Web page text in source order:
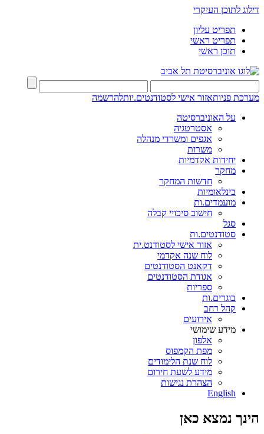
דילוג לתוכן העיקרי
תפריט עליון
תפריט ראשי
תוכן ראשי
מערכת פניותאזור אישי לסטודנטים.יותלהרשמה
על האוניברסיטה
אסטרטגיה
אגפים ומשרדי מנהלה
משרות
יחידות אקדמיות
מחקר
חדשות המחקר
בינלאומיות
מועמדים.ות
חישוב סיכויי קבלה
סגל
סטודנטים.ות
אזור אישי לסטודנט.ית
לוח שנה אקדמי
דקאנט הסטודנטים
אגודת הסטודנטים
ספריות
בוגרים.ות
קהל רחב
אירועים
מידע שימושי
אלפון
מפת הקמפוס
לוח שנת הלימודים
מידע לשעת חירום
הצהרת נגישות
English
הינך נמצא כאן